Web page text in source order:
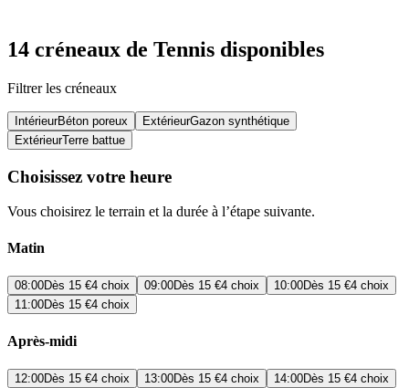
14 créneaux de Tennis disponibles
Filtrer les créneaux
IntérieurBéton poreux ExtérieurGazon synthétique
ExtérieurTerre battue
Choisissez votre heure
Vous choisirez le terrain et la durée à l’étape suivante.
Matin
08:00Dès 15 €4 choix 09:00Dès 15 €4 choix 10:00Dès 15 €4 choix
11:00Dès 15 €4 choix
Après-midi
12:00Dès 15 €4 choix 13:00Dès 15 €4 choix 14:00Dès 15 €4 choix